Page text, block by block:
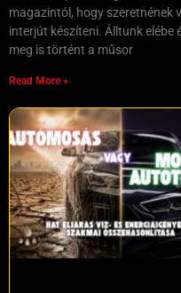
magazintól, hogy szeretnének
interjút készíteni. Álltunk elébe
meg is történt a műsor
Read More »